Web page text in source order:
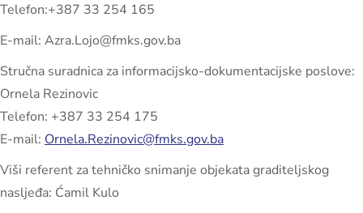
Telefon:+387 33 254 165
E-mail: Azra.Lojo@fmks.gov.ba
Stručna suradnica za informacijsko-dokumentacijske poslove:
Ornela Rezinovic
Telefon: +387 33 254 175
E-mail: Ornela.Rezinovic@fmks.gov.ba
Viši referent za tehničko snimanje objekata graditeljskog
nasljeđa: Ćamil Kulo